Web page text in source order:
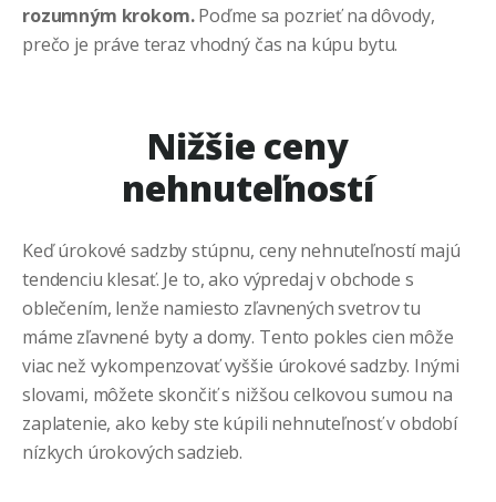
rozumným krokom.Poďme sa pozrieť na dôvody,
prečo je práve teraz vhodný čas na kúpu bytu.
Nižšie ceny
nehnuteľností
Keď úrokové sadzby stúpnu, ceny nehnuteľností majú
tendenciu klesať. Je to, ako výpredaj v obchode s
oblečením, lenže namiesto zľavnených svetrov tu
máme zľavnené byty a domy. Tento pokles cien môže
viac než vykompenzovať vyššie úrokové sadzby. Inými
slovami, môžete skončiť s nižšou celkovou sumou na
zaplatenie, ako keby ste kúpili nehnuteľnosť v období
nízkych úrokových sadzieb.